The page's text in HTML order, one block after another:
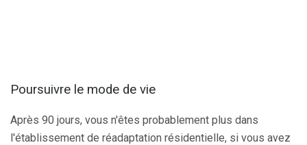
Poursuivre le mode de vie
Après 90 jours, vous n'êtes probablement plus dans
l'établissement de réadaptation résidentielle, si vous avez